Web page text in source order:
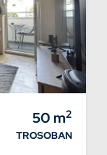
50 m2
TROSOBAN